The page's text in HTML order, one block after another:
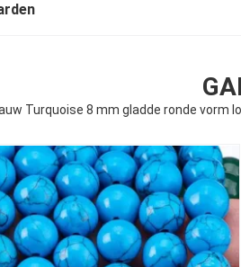
Turquoise 8 mm gladde ronde vorm